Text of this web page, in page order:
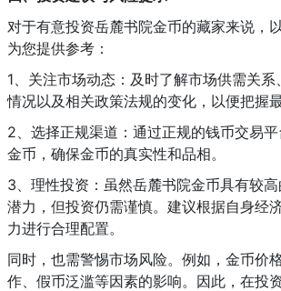
对于有意投资岳麓书院金币的藏家来说，
为您提供参考：
1、关注市场动态：及时了解市场供需关
情况以及相关政策法规的变化，以便把握
2、选择正规渠道：通过正规的钱币交易
金币，确保金币的真实性和品相。
3、理性投资：虽然岳麓书院金币具有较
潜力，但投资仍需谨慎。建议根据自身经
力进行合理配置。
同时，也需警惕市场风险。例如，金币价
作、假币泛滥等因素的影响。因此，在投